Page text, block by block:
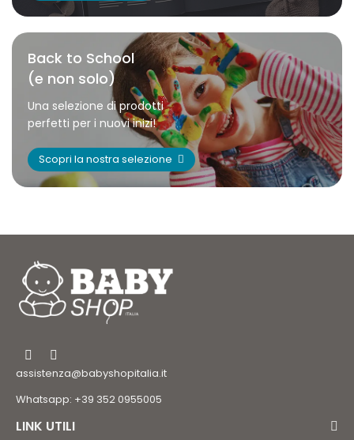
Back to School
(e non solo)
Una selezione di prodotti
perfetti per i nuovi inizi!
Scopri la nostra selezione
assistenza@babyshopitalia.it
Whatsapp: +39 352 0955005
LINK UTILI